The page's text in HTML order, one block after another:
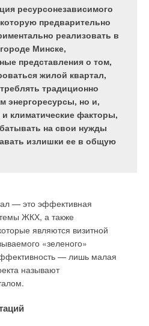
ресурсонезависимого
предварительно
реализовать в
Минске,
представления о том,
жилой квартал,
традиционно
энергоресурсы, но и,
климатические факторы,
на свои нужды
излишки ее в общую
— это эффективная
ЖКХ, а также
являются визитной
«зеленого»
— лишь малая
называют
полугодии 2013 г.
декалитров
на 7,84% больше, чем за
г. На волне
появляться новые
розливом воды. Так,
Нижегородской
«Акваника». Его
на территории
горизонта «реликтового
вода. Извлечь
сохранив его состав и
лабораторные опыты
уникальный источник
море. Сформировавшееся
мощными